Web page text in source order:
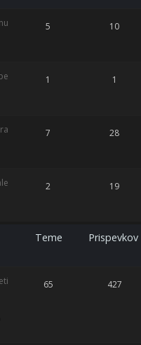
5 10
1 1
7 28
2 19
Teme Prispevkov
65 427